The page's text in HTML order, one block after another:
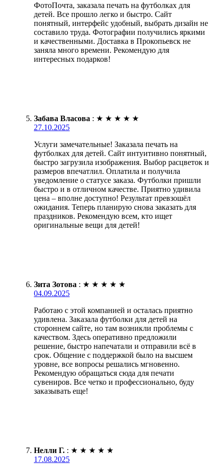
ФотоПочта, заказала печать на футболках для
детей. Все прошло легко и быстро. Сайт
понятный, интерфейс удобный, выбрать дизайн не
составило труда. Фотографии получились яркими
и качественными. Доставка в Прокопьевск не
заняла много времени. Рекомендую для
интересных подарков!
Забава Власова : ★ ★ ★ ★ ★
27.10.2025
Услуги замечательные! Заказала печать на
футболках для детей. Сайт интуитивно понятный,
быстро загрузила изображения. Выбор расцветок и
размеров впечатлил. Оплатила и получила
уведомление о статусе заказа. Футболки пришли
быстро и в отличном качестве. Приятно удивила
цена – вполне доступно! Результат превзошёл
ожидания. Теперь планирую снова заказать для
праздников. Рекомендую всем, кто ищет
оригинальные вещи для детей!
Зита Зотова : ★ ★ ★ ★ ★
04.09.2025
Работаю с этой компанией и осталась приятно
удивлена. Заказала футболки для детей на
стороннем сайте, но там возникли проблемы с
качеством. Здесь оперативно предложили
решение, быстро напечатали и отправили всё в
срок. Общение с поддержкой было на высшем
уровне, все вопросы решались мгновенно.
Рекомендую обращаться сюда для печати
сувениров. Все четко и профессионально, буду
заказывать еще!
Нелли Г. : ★ ★ ★ ★ ★
17.08.2025